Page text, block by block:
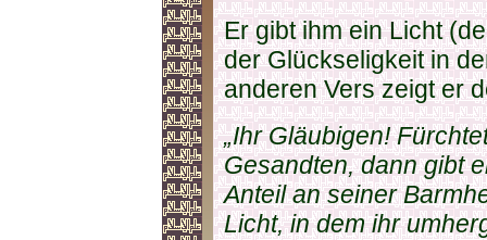
Er gibt ihm ein Licht
der Glückseligkeit in
anderen Vers zeigt er
„Ihr Gläubigen!
Gesandten, dann gibt
Anteil an seiner
Licht, in dem ihr